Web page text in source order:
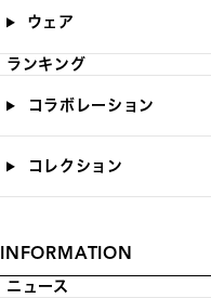
ウェア
ランキング
コラボレーション
コレクション
INFORMATION
ニュース